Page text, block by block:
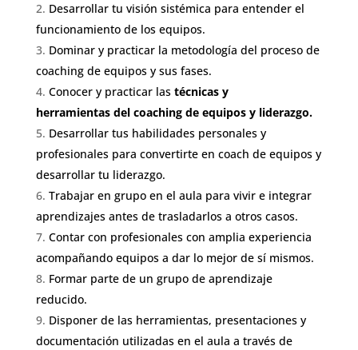
Desarrollar tu visión sistémica para entender el
funcionamiento de los equipos.
Dominar y practicar la metodología del proceso de
coaching de equiposy sus fases.
Conocer y practicar las técnicas y
herramientas del coaching de equipos y liderazgo.
Desarrollar tus habilidades personales y
profesionales para convertirte en coach de equipos y
desarrollar tu liderazgo.
Trabajar en grupo en el aula para vivir e integrar
aprendizajes antes de trasladarlos a otros casos.
Contar con profesionales con amplia experiencia
acompañando equipos a dar lo mejor de sí mismos.
Formar parte de un grupo de aprendizaje
reducido.
Disponer de las herramientas, presentaciones y
documentación utilizadas en el aula a través de